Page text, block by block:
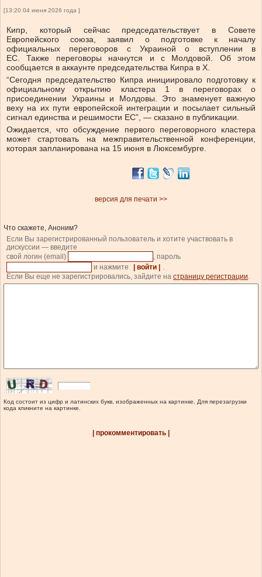
[13:20 04 июня 2026 года ]
Кипр, который сейчас председательствует в Совете
Европейского союза, заявил о подготовке к началу
официальных переговоров с Украиной о вступлении в
ЕС. Также переговоры начнутся и с Молдовой. Об этом
сообщается в аккаунте председательства Кипра в Х.
“Сегодня председательство Кипра инициировало подготовку к
официальному открытию кластера 1 в переговорах о
присоединении Украины и Молдовы. Это знаменует важную
веху на их пути европейской интеграции и посылает сильный
сигнал единства и решимости ЕС”, — сказано в публикации.
Ожидается, что обсуждение первого переговорного кластера
может стартовать на межправительственной конференции,
которая запланирована на 15 июня в Люксембурге.
версия для печати >>
Что скажете, Аноним?
Если Вы зарегистрированный пользователь и хотите участвовать в
дискуссии — введите
свой логин (email)
, пароль
и нажмите
| войти |
.
Если Вы еще не зарегистрировались, зайдите на страницу регистрации.
Код состоит из цифр и латинских букв, изображенных на картинке. Для перезагрузки
кода кликните на картинке.
| прокомментировать |